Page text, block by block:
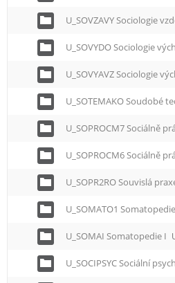
U_SOVZAVY Sociologie
U_SOVYDO Sociologie
U_SOVYAVZ Sociologie
U_SOTEMAKO Soudobé
U_SOPROCM7 Sociálně
U_SOPROCM6 Sociálně
U_SOPR2RO Souvislá
U_SOMATO1 Somatopedie
U_SOMAI Somatopedie I
U_SOCIPSYC Sociální